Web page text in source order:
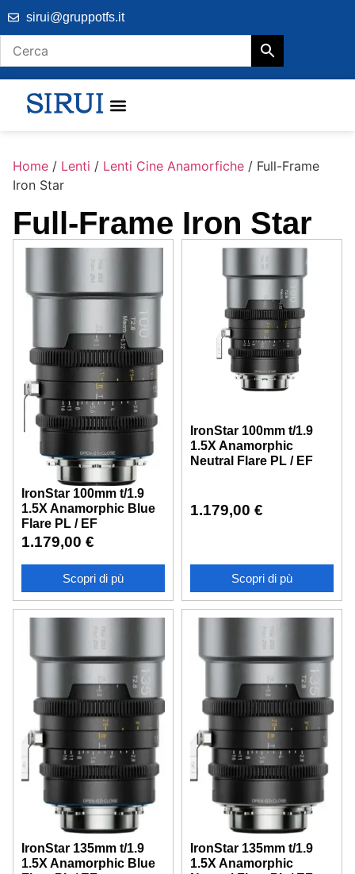
sirui@gruppotfs.it
Home / Lenti / Lenti Cine Anamorfiche / Full-Frame
Iron Star
Full-Frame Iron Star
IronStar 100mm t/1.9
1.5X Anamorphic Blue
Flare PL / EF
1.179,00 €
Scopri di pù
IronStar 100mm t/1.9
1.5X Anamorphic
Neutral Flare PL / EF
1.179,00 €
Scopri di pù
IronStar 135mm t/1.9
1.5X Anamorphic Blue
IronStar 135mm t/1.9
1.5X Anamorphic